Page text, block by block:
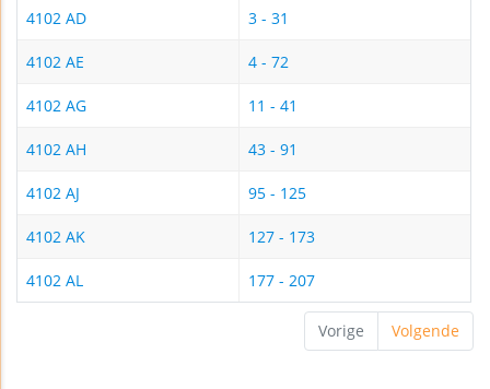
4102 AD 3 - 31
4102 AE 4 - 72
4102 AG 11 - 41
4102 AH 43 - 91
4102 AJ 95 - 125
4102 AK 127 - 173
4102 AL 177 - 207
Vorige Volgende